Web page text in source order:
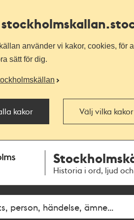
använder vi kakor, cookies, för
sätt för dig.
kakor Välj vilka
Historia i ord, ljud